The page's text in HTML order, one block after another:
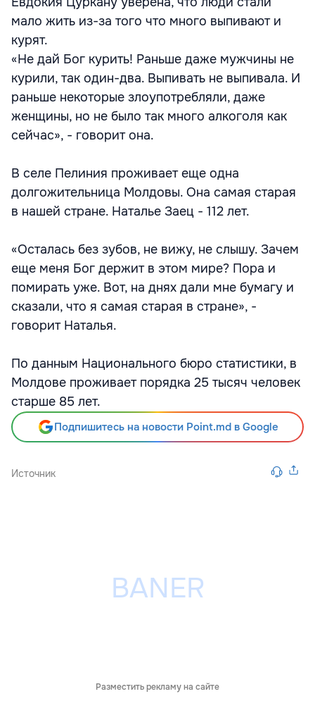
мало жить из-за того что много выпивают и
курят.
«Не дай Бог курить! Раньше даже мужчины не
курили, так один-два. Выпивать не выпивала. И
раньше некоторые злоупотребляли, даже
женщины, но не было так много алкоголя как
сейчас», - говорит она.
В селе Пелиния проживает еще одна
долгожительница Молдовы. Она самая старая
в нашей стране. Наталье Заец - 112 лет.
«Осталась без зубов, не вижу, не слышу. Зачем
еще меня Бог держит в этом мире? Пора и
помирать уже. Вот, на днях дали мне бумагу и
сказали, что я самая старая в стране», -
говорит Наталья.
По данным Национального бюро статистики, в
Молдове проживает порядка 25 тысяч человек
старше 85 лет.
Подпишитесь на новости Point.md в Google
Источник
Разместить рекламу на сайте